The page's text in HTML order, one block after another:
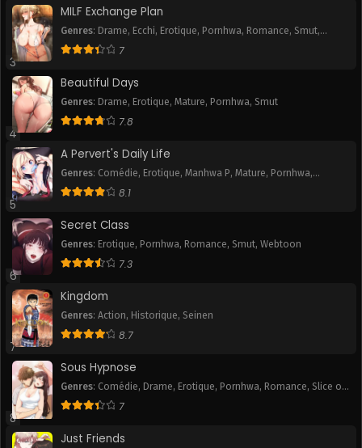
May 22, 2025
Chapitre 76
May 22, 2025
Chapitre 74
May 22, 2025
Chapitre 73
Chapitre 72
May 22, 2025 May 22, 2025
Chapitre 70
May 22, 2025
Chapitre 68
May 22, 2025
Chapitre 66
May 22, 2025 May 22, 2025
May 22, 2025
Chapitre 62
May 22, 2025
3
MILF Exchange Plan
Genres: Drame, Ecchi, Erotique, Pornhwa, Romance, Smut,
Webtoon
7
4
Beautiful Days
Genres: Drame, Erotique, Mature, Pornhwa, Smut
7.8
5
A Pervert's Daily Life
Genres: Comédie, Erotique, Manhwa P, Mature, Pornhwa,
Romance,Slice of Life
8.1
6
Secret Class
Genres: Erotique, Pornhwa, Romance, Smut, Webtoon
7.3
7
Kingdom
Genres: Action, Historique, Seinen
8.7
8
Sous Hypnose
Genres: Comédie, Drame, Erotique, Pornhwa, Romance, Slice of
Life,Smut 7
Just Friends